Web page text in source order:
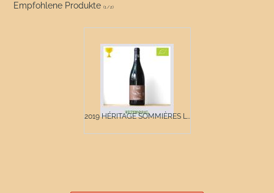
Empfohlene Produkte (1/2)
2019 HÉRITAGE SOMMIÈRES L...